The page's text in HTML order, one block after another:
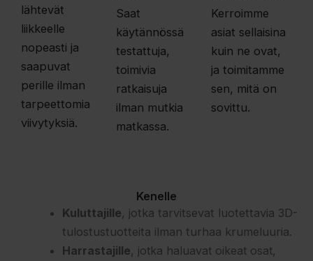
lähtevät
liikkeelle
nopeasti ja
saapuvat
perille ilman
tarpeettomia
viivytyksiä.
Saat
käytännössä
testattuja,
toimivia
ratkaisuja
ilman mutkia
matkassa.
Kerroimme
asiat sellaisina
kuin ne ovat,
ja toimitamme
sen, mitä on
sovittu.
Kenelle
Kuluttajille, jotka tarvitsevat luotettavia 3D-
tulostustuotteita ilman turhaa krumeluuria.
Harrastajille, jotka haluavat oikeat osat,